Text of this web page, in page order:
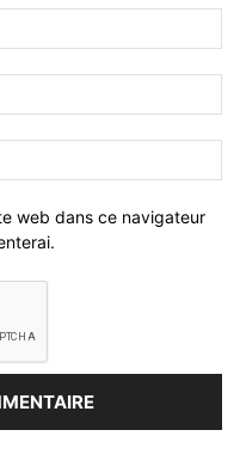
web dans ce navigateur